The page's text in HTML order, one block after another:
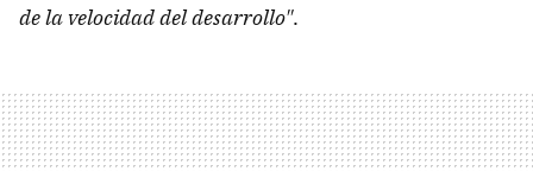
de la velocidad del desarrollo".